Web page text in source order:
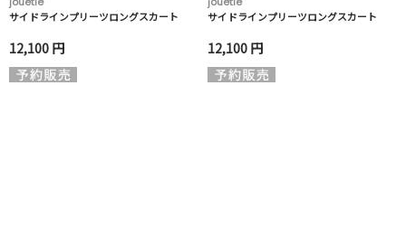
サイドラインプリーツロングスカート
12,100 円
サイドラインプリーツロングスカート
12,100 円